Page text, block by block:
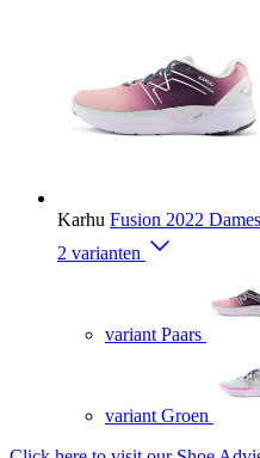
Karhu Fusion 2022 Dames
2 varianten
variant Paars
variant Groen